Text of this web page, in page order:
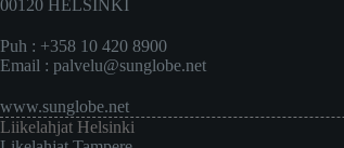
00120 HELSINKI
Puh : +358 10 420 8900
Email : palvelu@sunglobe.net
www.sunglobe.net
Liikelahjat Helsinki